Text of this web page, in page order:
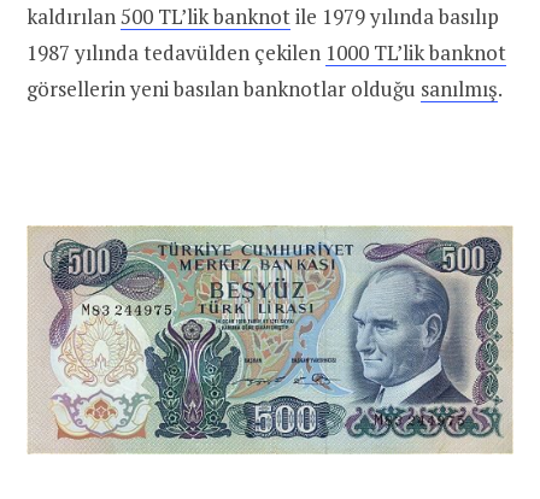
kaldırılan 500 TL’lik banknotile 1979 yılında basılıp
1987 yılında tedavülden çekilen 1000 TL’lik banknot
görsellerin yeni basılan banknotlar olduğu sanılmış.